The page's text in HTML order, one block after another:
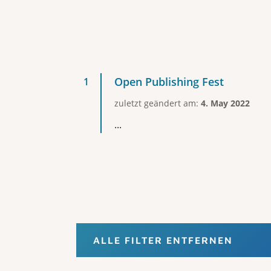
Open Publishing Fest
zuletzt geändert am: 4. May 2022
...
ALLE FILTER ENTFERNEN